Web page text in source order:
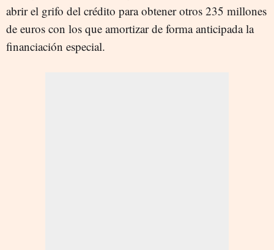
abrir el grifo del crédito para obtener otros 235 millones
de euros con los que amortizar de forma anticipada la
financiación especial.